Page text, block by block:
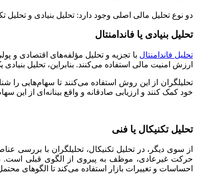
دو نوع تحلیل مالی اصلی وجود دارد: تحلیل بنیادی و
تحلیل بنیادی یا فاندامنتال
تحلیل فاندامنتال با تجزیه و تحلیل مؤلفه‌های اقتصادی و
ارزش امنیت مالی استفاده می‌کنند. بنابراین، تحلیل
تحلیلگران از این روش استفاده می‌کنند تا سهام‌هایی
خود کمک کنند و ارزیابی صادقانه و واقع بینانه‌ای از این
تحلیل تکنیکال یا فنی
از سوی دیگر، در تحلیل تکنیکال، تحلیلگران با بررسی
حرکت غیرعادی، موظف به پیروی از الگوی قبلی است.
احساسات و تغییرات بازار استفاده می‌کند تا الگوهای